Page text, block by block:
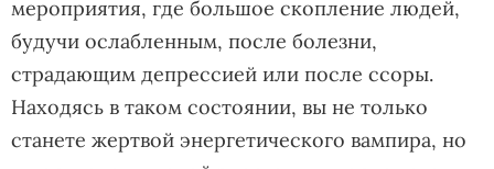
мероприятия, где большое скопление людей,
будучи ослабленным, после болезни,
страдающим депрессией или после ссоры.
Находясь в таком состоянии, вы не только
станете жертвой энергетического вампира, но